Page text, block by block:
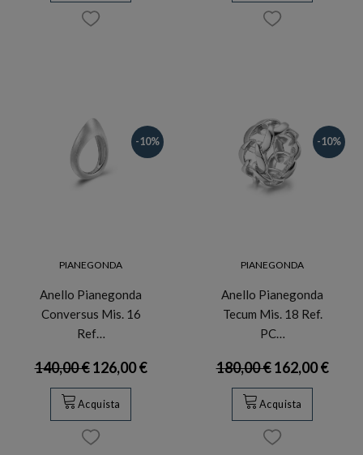
-10%
PIANEGONDA
Anello Pianegonda
Conversus Mis. 16
Ref…
140,00 €126,00 €
Acquista
-10%
PIANEGONDA
Anello Pianegonda
Tecum Mis. 18 Ref.
PC…
180,00 €162,00 €
Acquista